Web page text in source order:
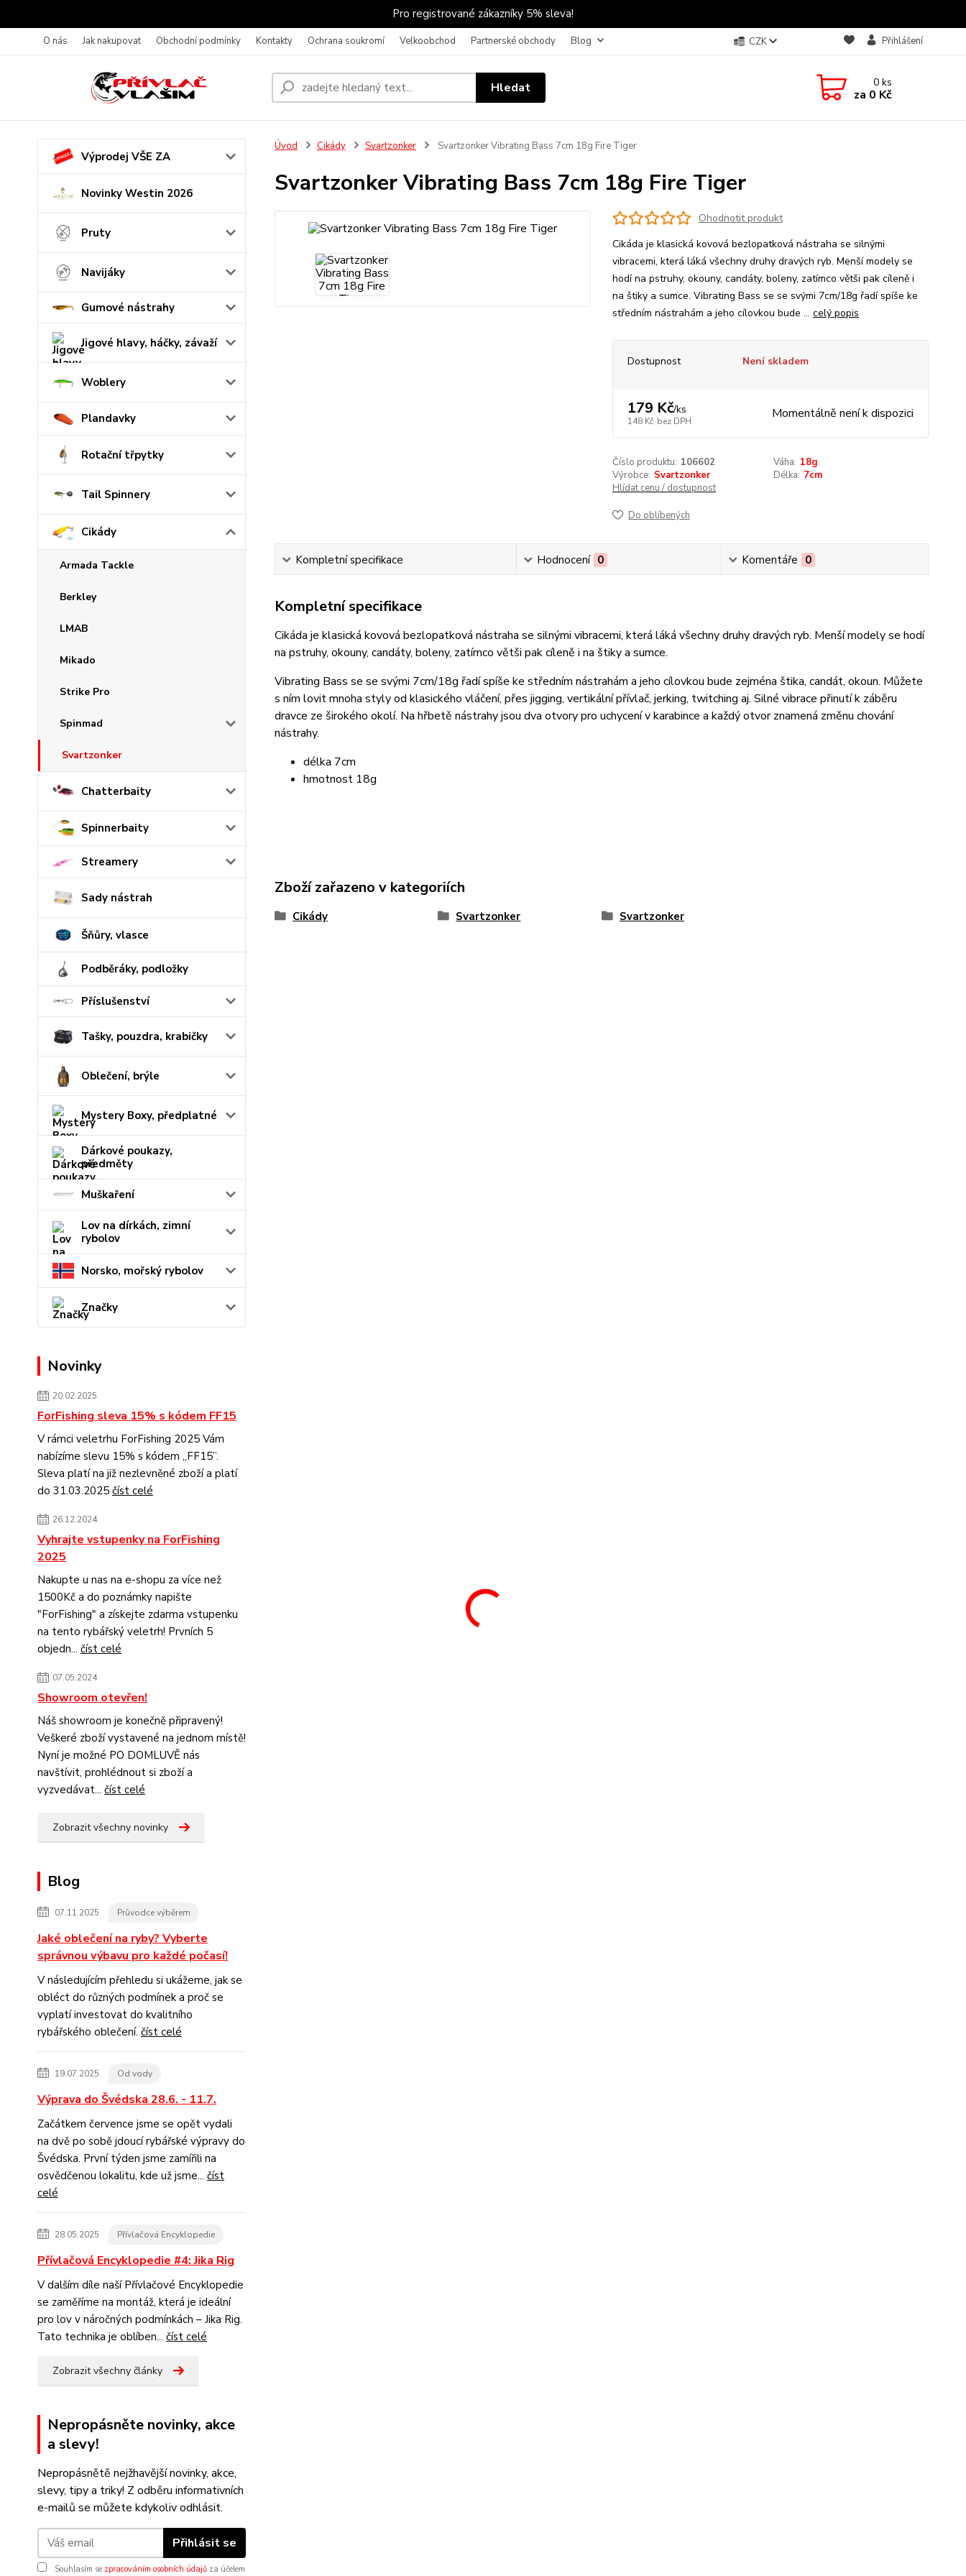
Pro registrované zákazníky 5% sleva!
O nás Jak nakupovat Obchodní podmínky Kontakty Ochrana soukromí Velkoobchod Partnerské obchody Blog CZK Přihlášení
Hledat 0ks
za 0 Kč
Výprodej VŠE ZA
Novinky Westin 2026
Pruty
Navijáky
Gumové nástrahy
Jigové hlavy, háčky, závaží
Woblery
Plandavky
Rotační třpytky
Tail Spinnery
Cikády
Armada Tackle
Berkley
LMAB
Mikado
Strike Pro
Spinmad
Svartzonker
Chatterbaity
Spinnerbaity
Streamery
Sady nástrah
Šňůry, vlasce
Podběráky, podložky
Příslušenství
Tašky, pouzdra, krabičky
Oblečení, brýle
Mystery Boxy, předplatné
Dárkové poukazy,
předměty
Muškaření
Lov na dírkách, zimní
rybolov
Norsko, mořský rybolov
Značky
Novinky
20.02.2025
ForFishing sleva 15% s kódem FF15
V rámci veletrhu ForFishing 2025 Vám
nabízíme slevu 15% s kódem „FF15”.
Sleva platí na již nezlevněné zboží a platí
do 31.03.2025 číst celé
26.12.2024
Vyhrajte vstupenky na ForFishing
2025
Nakupte u nas na e-shopu za více než
1500Kč a do poznámky napište
"ForFishing" a získejte zdarma vstupenku
na tento rybářský veletrh! Prvních 5
objedn... číst celé
07.05.2024
Showroom otevřen!
Náš showroom je konečně připravený!
Veškeré zboží vystavené na jednom místě!
Nyní je možné PO DOMLUVĚ nás
navštívit, prohlédnout si zboží a
vyzvedávat... číst celé
Zobrazit všechny novinky
Blog
07.11.2025 Průvodce výběrem
Jaké oblečení na ryby? Vyberte
správnou výbavu pro každé počasí!
V následujícím přehledu si ukážeme, jak se
obléct do různých podmínek a proč se
vyplatí investovat do kvalitního
rybářského oblečení. číst celé
19.07.2025 Od vody
Výprava do Švédska 28.6. - 11.7.
Začátkem července jsme se opět vydali
na dvě po sobě jdoucí rybářské výpravy do
Švédska. První týden jsme zamířili na
osvědčenou lokalitu, kde už jsme... číst
celé
28.05.2025 Přívlačová Encyklopedie
Přívlačová Encyklopedie #4: Jika Rig
V dalším díle naší Přívlačové Encyklopedie
se zaměříme na montáž, která je ideální
pro lov v náročných podmínkách – Jika Rig.
Tato technika je oblíben... číst celé
Zobrazit všechny články
Nepropásněte novinky, akce
a slevy!
Nepropásnětě nejžhavější novinky, akce,
slevy, tipy a triky! Z odběru informativních
e-mailů se můžete kdykoliv odhlásit.
Přihlásit se
Souhlasím se zpracováním osobních údajů za účelem
Úvod Cikády Svartzonker Svartzonker Vibrating Bass 7cm 18g Fire Tiger
Svartzonker Vibrating Bass 7cm 18g Fire Tiger
Ohodnotit produkt
Cikáda je klasická kovová bezlopatková nástraha se silnými
vibracemi, která láká všechny druhy dravých ryb. Menší modely se
hodí na pstruhy, okouny, candáty, boleny, zatímco větši pak cíleně i
na štiky a sumce. Vibrating Bass se se svými 7cm/18g řadí spíše ke
středním nástrahám a jeho cílovkou bude ... celý popis
Dostupnost Není skladem
179 Kč/ks
148 Kč bez DPH Momentálně není k dispozici
Číslo produktu: 106602 Váha: 18g
Výrobce: Svartzonker Délka: 7cm
Hlídat cenu / dostupnost
Do oblíbených
Kompletní specifikace Hodnocení 0 Komentáře 0
Kompletní specifikace
Cikáda je klasická kovová bezlopatková nástraha se silnými vibracemi, která láká všechny druhy dravých ryb. Menší modely se hodí
na pstruhy, okouny, candáty, boleny, zatímco větši pak cíleně i na štiky a sumce.
Vibrating Bass se se svými 7cm/18g řadí spíše ke středním nástrahám a jeho cílovkou bude zejména štika, candát, okoun. Můžete
s ním lovit mnoha styly od klasického vláčení, přes jigging, vertikální přívlač, jerking, twitching aj. Silné vibrace přinutí k záběru
dravce ze širokého okolí. Na hřbetě nástrahy jsou dva otvory pro uchycení v karabince a každý otvor znamená změnu chování
nástrahy.
délka 7cm
hmotnost 18g
Zboží zařazeno v kategoriích
Cikády Svartzonker Svartzonker